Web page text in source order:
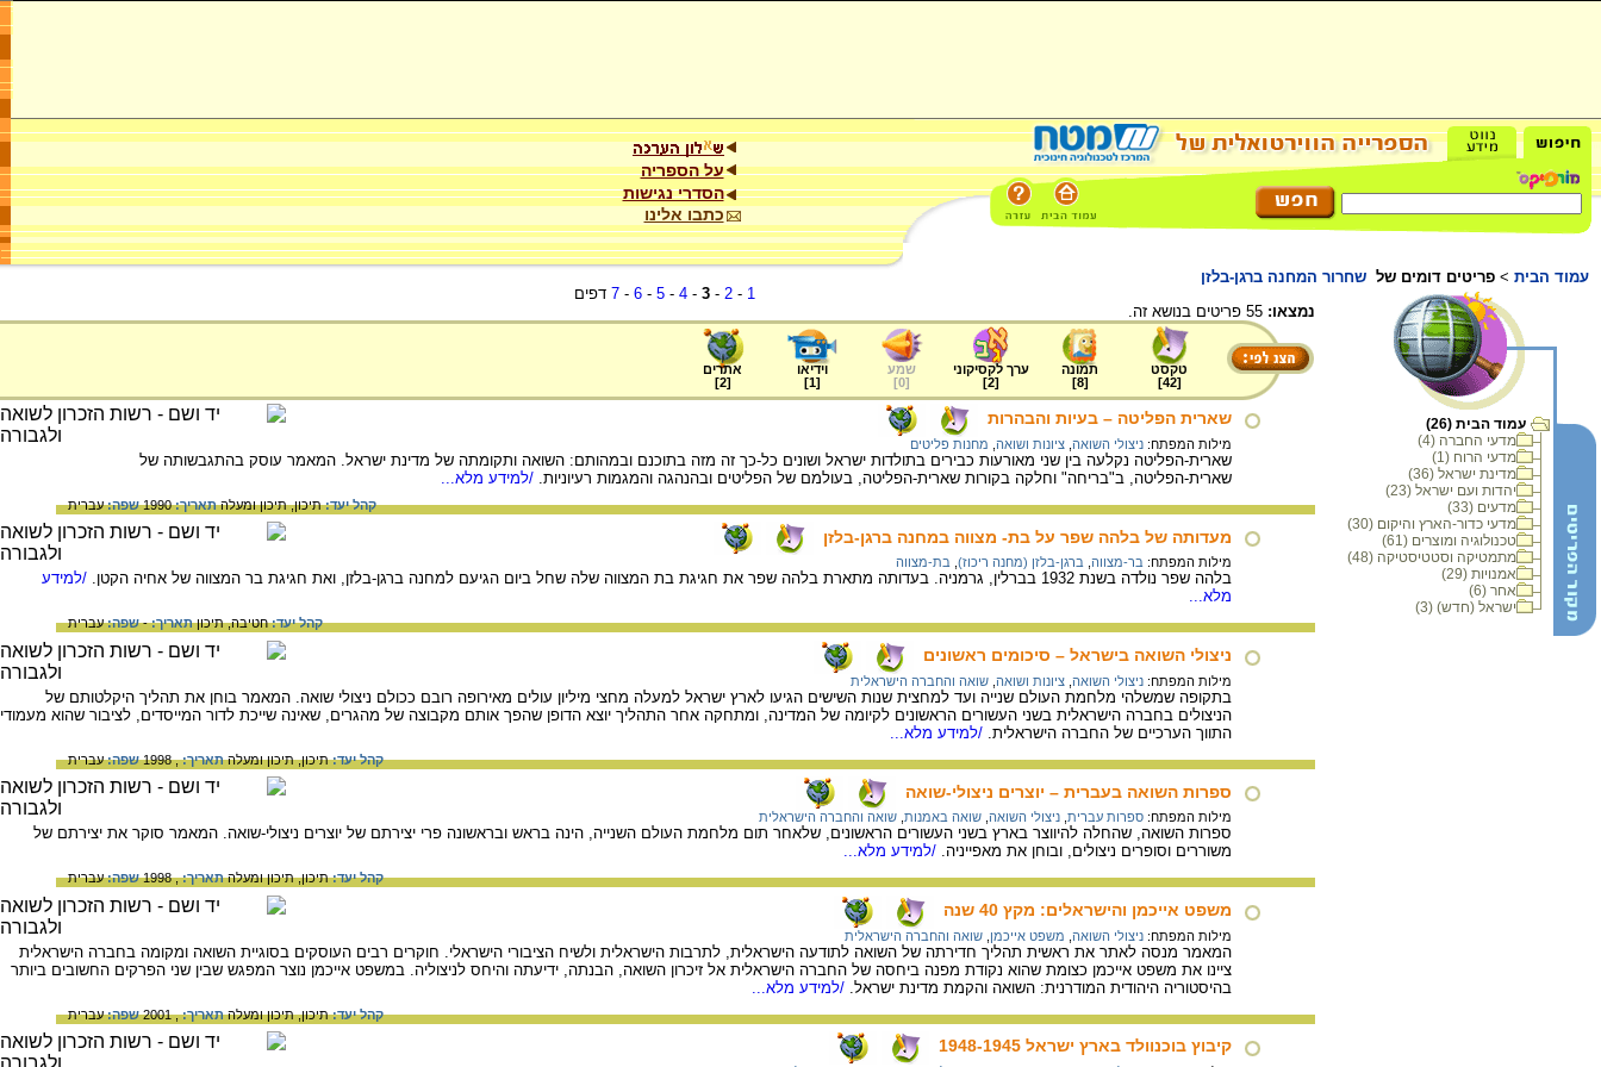
על הספריה
הסדרי נגישות
כתבו אלינו
עמוד הבית > פריטים דומים של שחרור המחנה ברגן-בלזן
עמוד הבית (26)
מדעי החברה (4)
מדעי הרוח (1)
מדינת ישראל (36)
יהדות ועם ישראל (23)
מדעים (33)
מדעי כדור-הארץ והיקום (30)
טכנולוגיה ומוצרים (61)
מתמטיקה וסטטיסטיקה (48)
אמנויות (29)
אחר (6)
ישראל (חדש) (3)
1
-
2
-
3
-
4
-
5
-
6
-
7 דפים
נמצאו:
טקסט
[
42
]
תמונה
[
8
]
ערך לקסיקוני
[
2
]
שמע
[
0
]
וידיאו
[
1
]
אתרים
[
2
]
שארית הפליטה – בעיות והבהרות
מילות המפתח: ניצולי השואה ציונות ושואה מחנות פליטים
שארית-הפליטה נקלעה בין שני מאורעות כבירים בתולדות ישראל ושונים כל-כך זה מזה בתוכנם ובמהותם: השואה ותקומתה של מדינת ישראל. המאמר עוסק בהתגבשותה של
שארית-הפליטה, ב"בריחה" וחלקה בקורות שארית-הפליטה, בעולמם של הפליטים ובהנהגה והמגמות רעיוניות. /למידע מלא...
קהל יעד:תיכון,תיכון ומעלהתאריך:1990 שפה:עברית
מעדותה של בלהה שפר על בת- מצווה במחנה ברגן-בלזן
מילות המפתח: בר-מצווה ברגן-בלזן (מחנה ריכוז) בת-מצווה
בלהה שפר נולדה בשנת 1932 בברלין, גרמניה. בעדותה מתארת בלהה שפר את חגיגת בת המצווה שלה שחל ביום הגיעם למחנה ברגן-בלזן, ואת חגיגת בר המצווה של אחיה הקטן.
/למידע
מלא...
קהל יעד:חטיבה,תיכוןתאריך:-שפה:עברית
ניצולי השואה בישראל – סיכומים ראשונים
מילות המפתח: ניצולי השואה ציונות ושואה שואה והחברה הישראלית
בתקופה שמשלהי מלחמת העולם שנייה ועד למחצית שנות השישים הגיעו לארץ ישראל למעלה מחצי מיליון עולים מאירופה רובם ככולם ניצולי שואה. המאמר בוחן את תהליך היקלטותם של
הניצולים בחברה הישראלית בשני העשורים הראשונים לקיומה של המדינה, ומתחקה אחר התהליך יוצא הדופן שהפך אותם מקבוצה של מהגרים, שאינה שייכת לדור המייסדים, לציבור שהוא מעמודי
התווך הערכיים של החברה הישראלית. /למידע מלא...
קהל יעד:תיכון,תיכון ומעלהתאריך:, 1998 שפה:עברית
ספרות השואה בעברית – יוצרים ניצולי-שואה
מילות המפתח: ספרות עברית ניצולי השואה שואה באמנות שואה והחברה הישראלית
ספרות השואה, שהחלה להיווצר בארץ בשני העשורים הראשונים, שלאחר תום מלחמת העולם השנייה, הינה בראש ובראשונה פרי יצירתם של יוצרים ניצולי-שואה. המאמר סוקר את יצירתם של
משוררים וסופרים ניצולים, ובוחן את מאפייניה. /למידע מלא...
קהל יעד:תיכון,תיכון ומעלהתאריך:, 1998 שפה:עברית
משפט אייכמן והישראלים: מקץ 40 שנה
מילות המפתח: ניצולי השואה משפט אייכמן שואה והחברה הישראלית
המאמר מנסה לאתר את ראשית תהליך חדירתה של השואה לתודעה הישראלית, לתרבות הישראלית ולשיח הציבורי הישראלי. חוקרים רבים העוסקים בסוגיית השואה ומקומה בחברה הישראלית
ציינו את משפט אייכמן כצומת שהוא נקודת מפנה ביחסה של החברה הישראלית אל זיכרון השואה, הבנתה, ידיעתה והיחס לניצוליה. במשפט אייכמן נוצר המפגש שבין שני הפרקים החשובים ביותר
בהיסטוריה היהודית המודרנית: השואה והקמת מדינת ישראל. /למידע מלא...
קהל יעד:תיכון,תיכון ומעלהתאריך:, 2001 שפה:עברית
קיבוץ בוכנוולד בארץ ישראל 1948-1945